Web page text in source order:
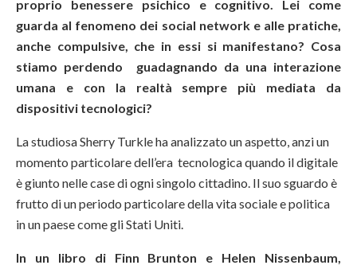
proprio benessere psichico e cognitivo. Lei come
guarda al fenomeno dei social network e alle pratiche,
anche compulsive, che in essi si manifestano? Cosa
stiamo perdendo guadagnando da una interazione
umana e con la realtà sempre più mediata da
dispositivi tecnologici?
La studiosa Sherry Turkle ha analizzato un aspetto, anzi un
momento particolare dell’era tecnologica quando il digitale
è giunto nelle case di ogni singolo cittadino. Il suo sguardo è
frutto di un periodo particolare della vita sociale e politica
in un paese come gli Stati Uniti.
In un libro di Finn Brunton e Helen Nissenbaum,